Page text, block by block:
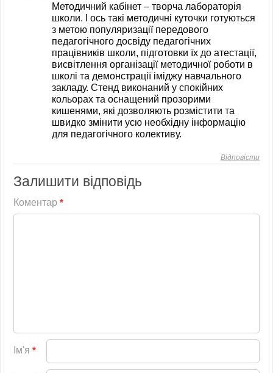
Методичний кабінет – творча лабораторія
школи. І ось такі методичні куточки готуються
з метою популяризації передового
педагогічного досвіду педагогічних
працівників школи, підготовки їх до атестації,
висвітлення організації методичної роботи в
школі та демонстрації іміджу навчального
закладу. Стенд виконаний у спокійних
кольорах та оснащений прозорими
кишенями, які дозволяють розмістити та
швидко змінити усю необхідну інформацію
для педагогічного колективу.
Відповісти
Залишити відповідь
Коментар *
Ім'я *